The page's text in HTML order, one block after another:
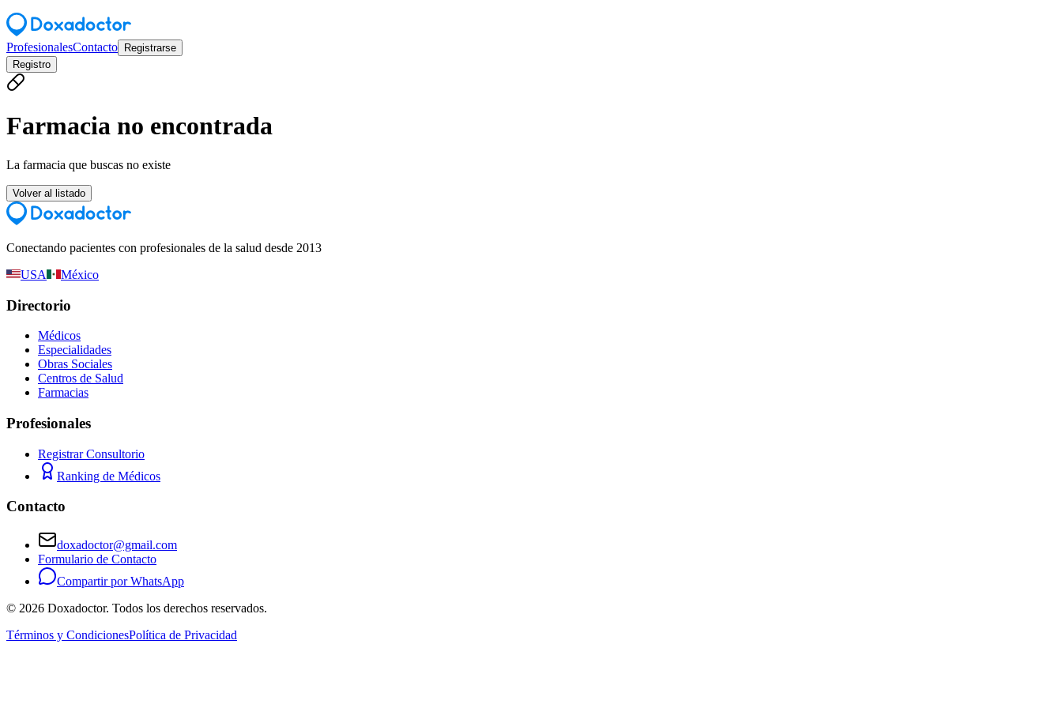
ProfesionalesContacto
Registrarse
Registro
Farmacia no encontrada
La farmacia que buscas no existe
Volver al listado
Conectando pacientes con profesionales de la salud desde 2013
USA
México
Directorio
Médicos
Especialidades
Obras Sociales
Centros de Salud
Farmacias
Profesionales
Registrar Consultorio
Ranking de Médicos
Contacto
doxadoctor@gmail.com
Formulario de Contacto
Compartir por WhatsApp
© 2026 Doxadoctor. Todos los derechos reservados.
Términos y CondicionesPolítica de Privacidad